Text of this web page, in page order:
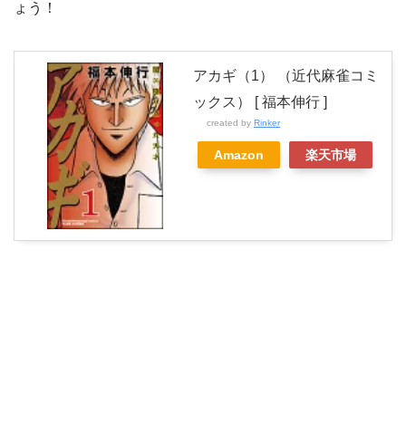
ょう！
アカギ（1） （近代麻雀コミ
ックス） [ 福本伸行 ]
created by Rinker
Amazon 楽天市場